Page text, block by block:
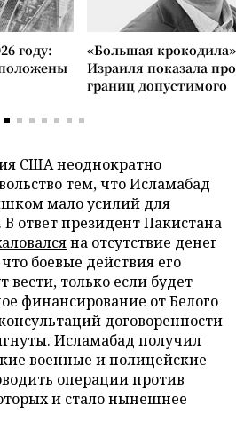
году:
«Большая
Израиля показала
границ допустимого
США неоднократно
тем, что Исламабад
мало усилий для
ответ президент Пакистана
на отсутствие денег
боевые действия его
только если будет
финансирование от Белого
договоренности
Исламабад получил
военные и полицейские
операции против
и стало нынешнее